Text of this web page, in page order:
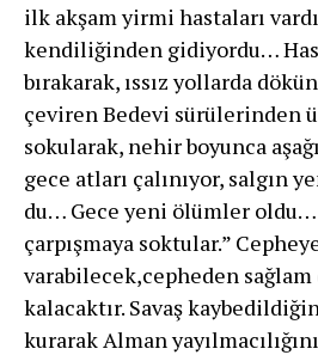
ilk akşam yirmi hastaları
kendiliğinden gidiyordu…
bırakarak, ıssız yollarda
çeviren Bedevi sürülerinden
sokularak, nehir boyunca
gece atları çalınıyor, salgın
du… Gece yeni ölümler oldu…
çarpışmaya soktular.”
varabilecek,cepheden
kalacaktır. Savaş
kurarak Alman